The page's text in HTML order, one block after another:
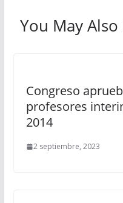
You May Also
Congreso
profesores
2014
2 septiembre, 2023